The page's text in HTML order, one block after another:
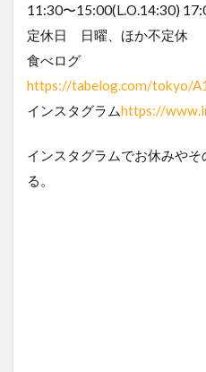
11:30〜15:00(L.O.14:30)
定休日 日曜、ほか不定休
食べログ
https://tabelog.com/tokyo/
インスタグラムhttps://
インスタグラムでお休みや
る。